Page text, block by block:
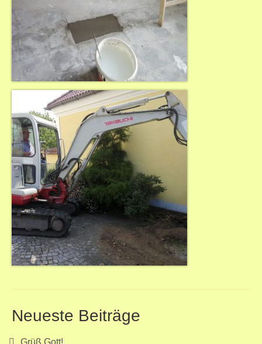
Neueste Beiträge
Grüß Gott!